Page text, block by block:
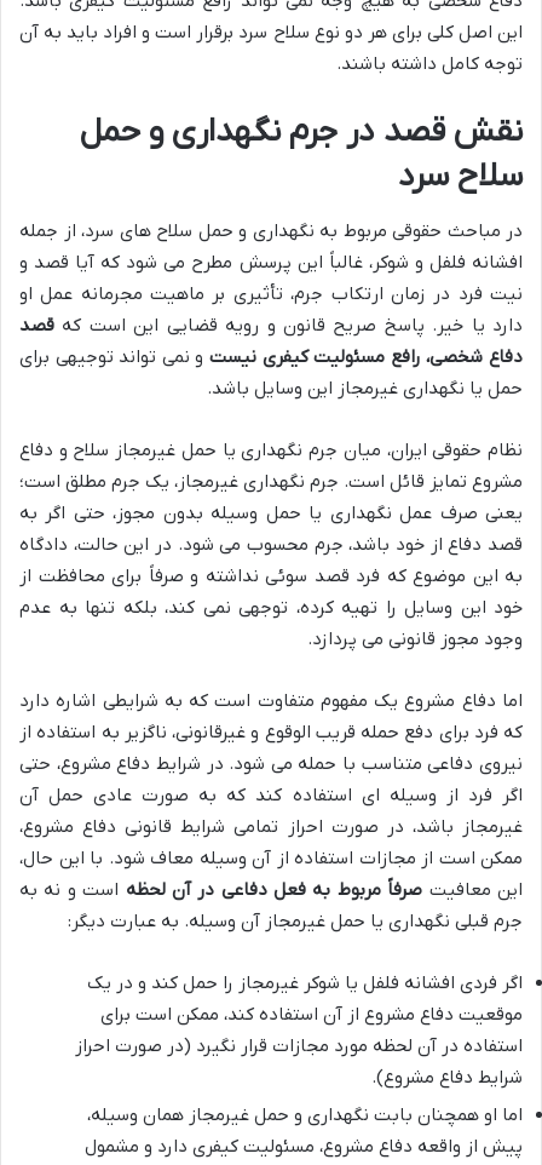
این اصل کلی برای هر دو نوع سلاح سرد برقرار است و افراد باید به آن
توجه کامل داشته باشند.
نقش قصد در جرم نگهداری و حمل
سلاح سرد
در مباحث حقوقی مربوط به نگهداری و حمل سلاح های سرد، از جمله
افشانه فلفل و شوکر، غالباً این پرسش مطرح می شود که آیا قصد و
نیت فرد در زمان ارتکاب جرم، تأثیری بر ماهیت مجرمانه عمل او
دارد یا خیر. پاسخ صریح قانون و رویه قضایی این است که قصد
دفاع شخصی، رافع مسئولیت کیفری نیست و نمی تواند توجیهی برای
حمل یا نگهداری غیرمجاز این وسایل باشد.
نظام حقوقی ایران، میان جرم نگهداری یا حمل غیرمجاز سلاح و دفاع
مشروع تمایز قائل است. جرم نگهداری غیرمجاز، یک جرم مطلق است؛
یعنی صرف عمل نگهداری یا حمل وسیله بدون مجوز، حتی اگر به
قصد دفاع از خود باشد، جرم محسوب می شود. در این حالت، دادگاه
به این موضوع که فرد قصد سوئی نداشته و صرفاً برای محافظت از
خود این وسایل را تهیه کرده، توجهی نمی کند، بلکه تنها به عدم
وجود مجوز قانونی می پردازد.
اما دفاع مشروع یک مفهوم متفاوت است که به شرایطی اشاره دارد
که فرد برای دفع حمله قریب الوقوع و غیرقانونی، ناگزیر به استفاده از
نیروی دفاعی متناسب با حمله می شود. در شرایط دفاع مشروع، حتی
اگر فرد از وسیله ای استفاده کند که به صورت عادی حمل آن
غیرمجاز باشد، در صورت احراز تمامی شرایط قانونی دفاع مشروع،
ممکن است از مجازات استفاده از آن وسیله معاف شود. با این حال،
این معافیت صرفاً مربوط به فعل دفاعی در آن لحظه است و نه به
جرم قبلی نگهداری یا حمل غیرمجاز آن وسیله. به عبارت دیگر:
اگر فردی افشانه فلفل یا شوکر غیرمجاز را حمل کند و در یک
موقعیت دفاع مشروع از آن استفاده کند، ممکن است برای
استفاده در آن لحظه مورد مجازات قرار نگیرد (در صورت احراز
شرایط دفاع مشروع).
اما او همچنان بابت نگهداری و حمل غیرمجاز همان وسیله،
پیش از واقعه دفاع مشروع، مسئولیت کیفری دارد و مشمول